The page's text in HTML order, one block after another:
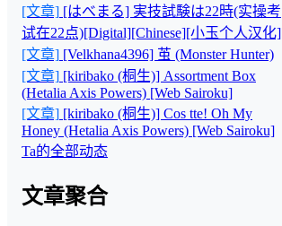
[文章] [はべまる] 実技試験は22時(实操考
试在22点)[Digital][Chinese][小玉个人汉化]
[文章] [Velkhana4396] 茧 (Monster Hunter)
[文章] [kiribako (桐生)] Assortment Box
(Hetalia Axis Powers) [Web Sairoku]
[文章] [kiribako (桐生)] Cos tte! Oh My
Honey (Hetalia Axis Powers) [Web Sairoku]
Ta的全部动态
文章聚合